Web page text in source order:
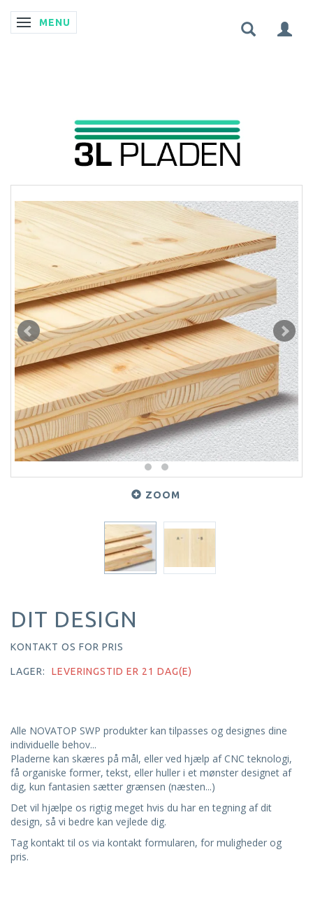
SKIFTE NAVIGATION
MENU
ZOOM
DIT DESIGN
KONTAKT OS FOR PRIS
LAGER: LEVERINGSTID ER 21 DAG(E)
Alle NOVATOP SWP produkter kan tilpasses og designes dine
individuelle behov...
Pladerne kan skæres på mål, eller ved hjælp af CNC teknologi,
få organiske former, tekst, eller huller i et mønster designet af
dig, kun fantasien sætter grænsen (næsten...)
Det vil hjælpe os rigtig meget hvis du har en tegning af dit
design, så vi bedre kan vejlede dig.
Tag kontakt til os via kontakt formularen, for muligheder og
pris.